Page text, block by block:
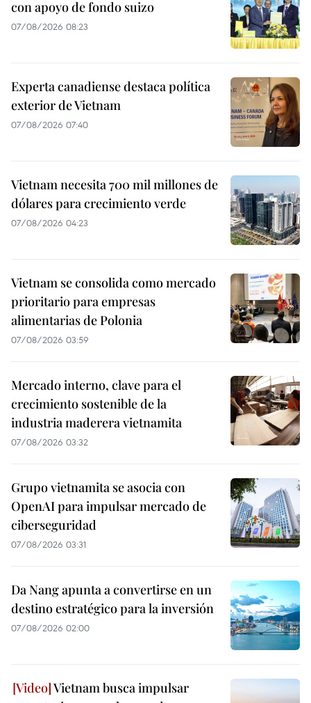
con apoyo de fondo suizo
07/08/2026 08:23
Experta canadiense destaca política
exterior de Vietnam
07/08/2026 07:40
Vietnam necesita 700 mil millones de
dólares para crecimiento verde
07/08/2026 04:23
Vietnam se consolida como mercado
prioritario para empresas
alimentarias de Polonia
07/08/2026 03:59
Mercado interno, clave para el
crecimiento sostenible de la
industria maderera vietnamita
07/08/2026 03:32
Grupo vietnamita se asocia con
OpenAI para impulsar mercado de
ciberseguridad
07/08/2026 03:31
Da Nang apunta a convertirse en un
destino estratégico para la inversión
07/08/2026 02:00
Vietnam busca impulsar